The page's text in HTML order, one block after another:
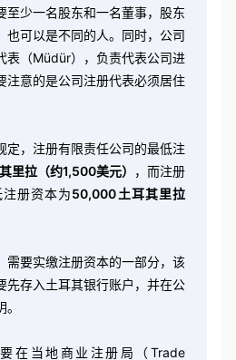
至少一名股东和一名董事，股东
也可以是不同的人。同时，公司
表（Müdür），负责代表公司进
意的是公司注册代表必须居住
定，注册有限责任公司的最低注
里拉（约1,500美元），而注册
册资本为
需要实缴注册资本的一部分，该
存入土耳其银行账户，并在公